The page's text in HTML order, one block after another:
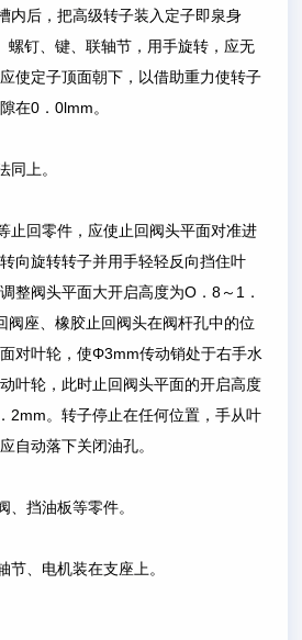
后，把高级转子装入定子即泉身
螺钉、键、联轴节，用手旋转，应无
使定子顶面朝下，以借助重力使转子
在0．0lmm。
上。
回零件，应使止回阀头平面对准进
向旋转转子并用手轻轻反向挡住叶
整阀头平面大开启高度为O．8～1．
阀座、橡胶止回阀头在阀杆孔中的位
对叶轮，使Φ3mm传动销处于右手水
叶轮，此时止回阀头平面的开启高度
2mm。转子停止在任何位置，手从叶
自动落下关闭油孔。
挡油板等零件。
、电机装在支座上。